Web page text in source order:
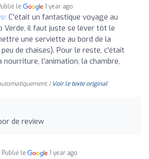
le 1 year ago
C'était un fantastique voyage au
Verde, il faut juste se lever tôt le
une serviette au bord de la
de chaises). Pour le reste, c'était
l'animation, la chambre,
| Voir le texte original
de review
Publié le 1 year ago